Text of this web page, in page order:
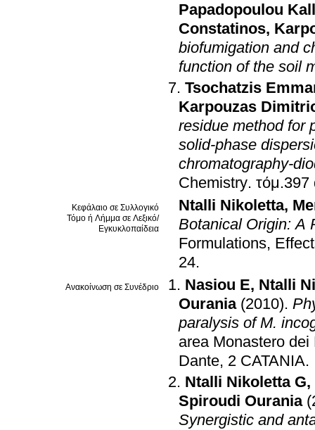
Papadopoulou
Constatinos,
biofumigation and
function of the soil
Tsochatzis
Karpouzas
residue method for
solid-phase
chromatography-
Chemistry.
Κεφάλαιο σε Συλλογικό
Τόμο ή Λήμμα σε Λεξικό/
Εγκυκλοπαίδεια
Ntalli Nikoletta,
Botanical Origin: A
Formulations,
24.
Ανακοίνωση σε Συνέδριο Nasiou E, Ntalli
Ourania (2010).
area Monastero dei
Dante, 2 CATANIA.
Ntalli Nikoletta G,
Spiroudi Ourania
Synergistic and